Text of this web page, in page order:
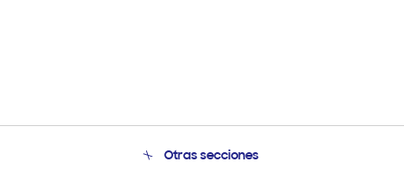
Otras secciones